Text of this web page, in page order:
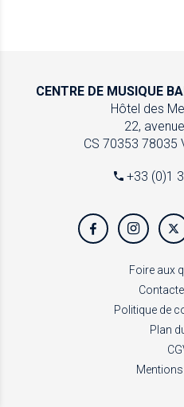
CENTRE DE MUSIQUE
Hôtel des
22,
CS 70353 78035
+33 (0)1
Foire aux
Politique de
Plan